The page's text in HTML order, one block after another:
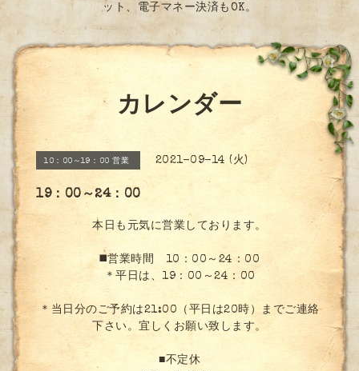
ット、電子マネー決済もOK。
カレンダー
10：00～19：00 営業 2021-09-14 (火)
19：00～24：00
本日も元気に営業しております。
◼️営業時間 10：00～24：00
＊平日は、19：00～24：00
＊当日分のご予約は21:00（平日は20時）までご連絡
下さい。宜しくお願い致します。
■不定休